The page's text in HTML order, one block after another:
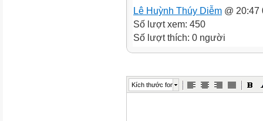
Lê Huỳnh Thúy Diễm @ 20:47
Số lượt xem: 450
Số lượt thích: 0 người
Kích thước font